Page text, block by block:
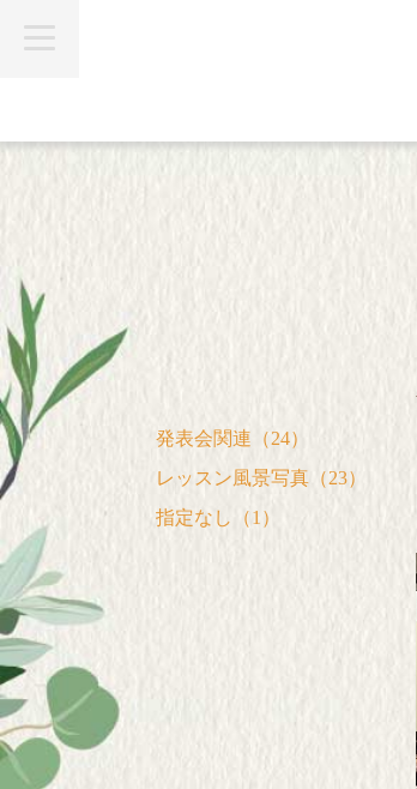
t
o
n
n
発表会関連（24）
レッスン風景写真（23）
指定なし（1）